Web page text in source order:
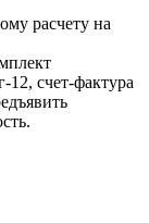
расчету на
12, счет-фактура